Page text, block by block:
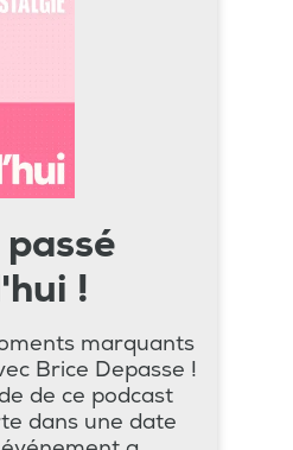
!
marquants
Brice Depasse !
de ce podcast
dans une date